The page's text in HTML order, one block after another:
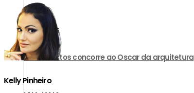
LEIA MAIS
David Bastos concorre ao Oscar da arquitetura
Kelly Pinheiro